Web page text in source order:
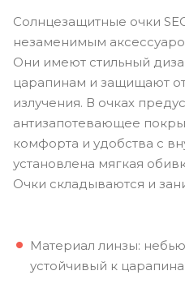
Солнцезащитные очки
незаменимым
Они имеют стильный
царапинам и защищают
излучения. В очках
антизапотевающее
комфорта и удобства с
установлена мягкая
Очки складываются и
Материал линзы:
устойчивый к